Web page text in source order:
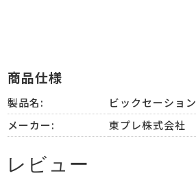
商品仕様
製品名:
ビックセーション
メーカー:
東プレ株式会社
レビュー